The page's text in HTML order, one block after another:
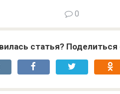
0
статья?